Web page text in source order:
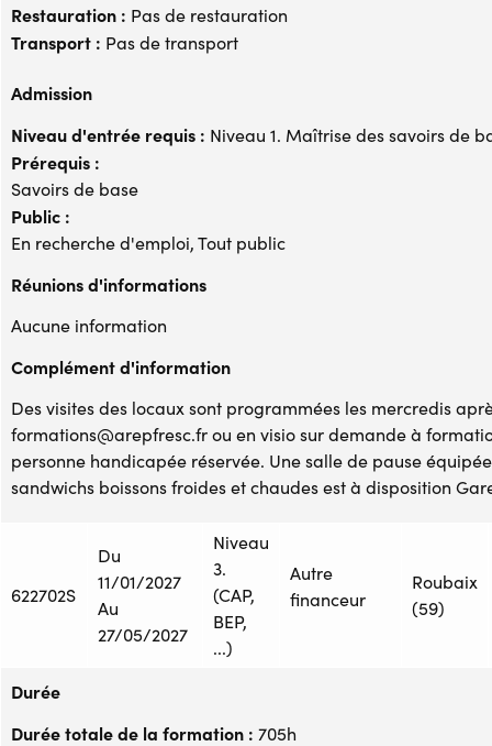
Restauration : Pas de restauration
Transport : Pas de transport
Admission
Niveau d'entrée requis : Niveau 1. Maîtrise des savoirs de
Prérequis :
Savoirs de base
Public :
En recherche d'emploi, Tout public
Réunions d'informations
Aucune information
Complément d'information
Des visites des locaux sont programmées les mercredis
formations@arepfresc.fr ou en visio sur demande à
personne handicapée réservée. Une salle de pause
sandwichs boissons froides et chaudes est à disposition
622702S
Du
11/01/2027
Au
27/05/2027
Niveau
3.
(CAP,
BEP,
...)
Autre
financeur
Roubaix
(59)
Durée
Durée totale de la formation : 705h